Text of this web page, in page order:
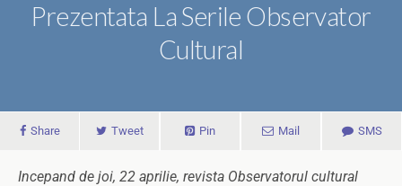
Prezentata La Serile Observator
Cultural
Share Tweet Pin Mail SMS
Incepand de joi, 22 aprilie, revista Observatorul cultural